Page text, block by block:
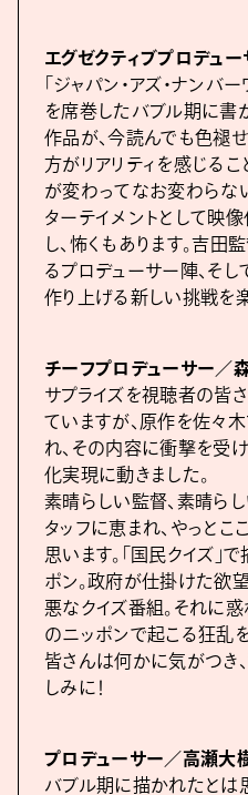
エグゼクティブプロデュ
「ジャパン・アズ・ナンバ
を席巻したバブル期に書
作品が、今読んでも色褪
方がリアリティを感じる
が変わってなお変わらな
ターテイメントとして映
し、怖くもあります。吉田
るプロデューサー陣、そ
作り上げる新しい挑戦を
チーフプロデューサー／
サプライズを視聴者の皆
ていますが、原作を佐々
れ、その内容に衝撃を受
化実現に動きました。
素晴らしい監督、素晴らし
タッフに恵まれ、やっとこ
思います。「国民クイズ」
ポン。政府が仕掛けた欲
悪なクイズ番組。それに
のニッポンで起こる狂乱
皆さんは何かに気がつき
しみに！
プロデューサー／高瀬大
バブル期に描かれたとは